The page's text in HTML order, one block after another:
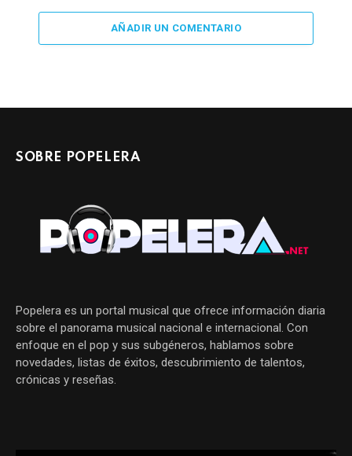
AÑADIR UN COMENTARIO
SOBRE POPELERA
Popelera es un portal musical que ofrece información diaria
sobre el panorama musical nacional e internacional. Con
enfoque en el pop y sus subgéneros, hablamos sobre
novedades, listas de éxitos, descubrimiento de talentos,
crónicas y reseñas.